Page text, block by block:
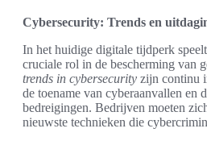
Cybersecurity: Trends en
In het huidige digitale tijdperk
cruciale rol in de bescherming van
trends in cybersecurity zijn continu
de toename van cyberaanvallen en
bedreigingen. Bedrijven moeten
nieuwste technieken die